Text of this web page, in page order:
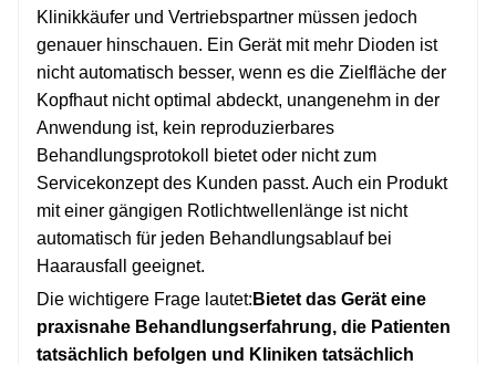
Klinikkäufer und Vertriebspartner müssen jedoch
genauer hinschauen. Ein Gerät mit mehr Dioden ist
nicht automatisch besser, wenn es die Zielfläche der
Kopfhaut nicht optimal abdeckt, unangenehm in der
Anwendung ist, kein reproduzierbares
Behandlungsprotokoll bietet oder nicht zum
Servicekonzept des Kunden passt. Auch ein Produkt
mit einer gängigen Rotlichtwellenlänge ist nicht
automatisch für jeden Behandlungsablauf bei
Haarausfall geeignet.
Die wichtigere Frage lautet: Bietet das Gerät eine
praxisnahe Behandlungserfahrung, die Patienten
tatsächlich befolgen und Kliniken tatsächlich